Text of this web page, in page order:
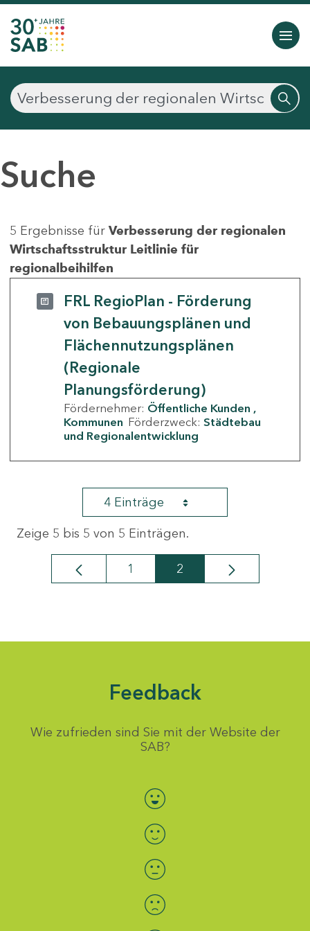
Suche
5 Ergebnisse für Verbesserung der regionalen
Wirtschaftsstruktur Leitlinie für
regionalbeihilfen
FRL RegioPlan - Förderung
von Bebauungsplänen und
Flächennutzungsplänen
(Regionale
Planungsförderung)
Fördernehmer: Öffentliche Kunden
Kommunen Förderzweck: Städtebau
und Regionalentwicklung
4 Einträge
Zeige 5 bis 5 von 5 Einträgen.
Seite
1 Seite
2
Feedback
Wie zufrieden sind Sie mit der Website der
SAB?
Bewertung auswählen